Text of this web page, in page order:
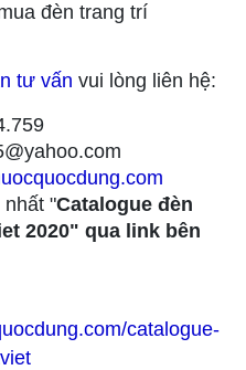
đèn trang trí
tư vấn vui lòng liên hệ:
nhất "Catalogue đèn
2020" qua link bên
catalogue-